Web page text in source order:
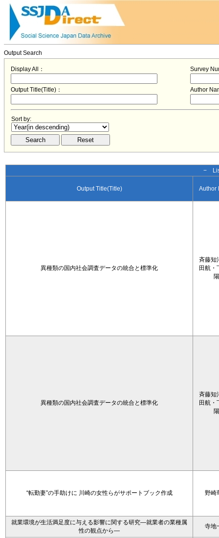
Output Search
Display All： Survey
Output Title(Title)： Author
Sort by:
−
Output Title(Title) Author
異種類の国内社会調査データの統合と標準化
斉藤知
田航・
陽
異種類の国内社会調査データの統合と標準化
斉藤知
田航・
陽
“転勤妻”の手助けに 川崎の女性らがサポートブック作成 野崎
就業環境が生活満足度に与える影響に関する研究―就業者の業種属
性の観点から―
寺地